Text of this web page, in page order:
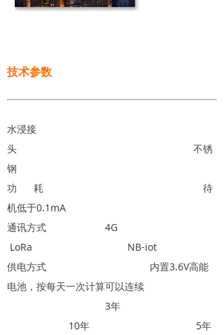
技术参数
水浸接
头 不锈
钢
功 耗 待
机低于0.1mA
通讯方式 4G
LoRa NB-iot
供电方式 内置3.6V高能
电池，按每天一次计算可以连续
3年
10年 5年